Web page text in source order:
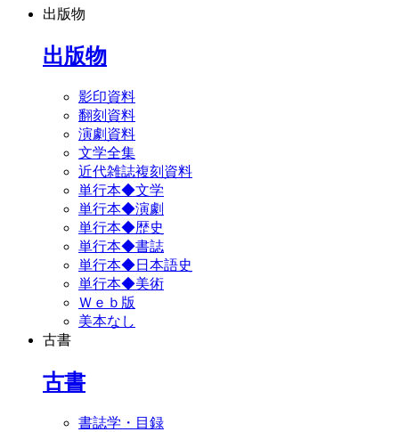
出版物
出版物
影印資料
翻刻資料
演劇資料
文学全集
近代雑誌複刻資料
単行本◆文学
単行本◆演劇
単行本◆歴史
単行本◆書誌
単行本◆日本語史
単行本◆美術
Ｗｅｂ版
美本なし
古書
古書
書誌学・目録